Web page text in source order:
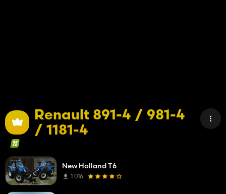
Renault 891-4 / 981-4
/ 1181-4
New Holland T6
1 016